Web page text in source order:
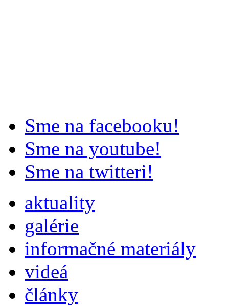
Sme na facebooku!
Sme na youtube!
Sme na twitteri!
aktuality
galérie
informačné materiály
videá
články